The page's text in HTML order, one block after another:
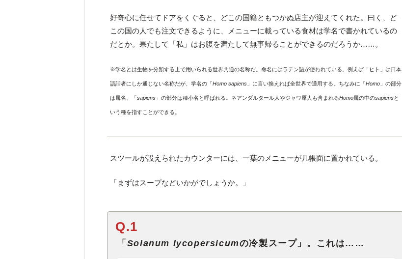
好奇心に任せてドアをくぐると、どこの国籍ともつかぬ店主が迎えてくれた。曰く、ど
この国の人でも注文できるように、メニューに載っている食材は学名で書かれているの
だとか。果たして「私」はお腹を満たして無事帰ることができるのだろうか……。
※学名とは生物を分類する上で用いられる世界共通の名称だ。命名にはラテン語が使われている。例えば「ヒト」は日本
語話者にしか通じない名称だが、学名の「Homo sapiens 」に言い換えれば全世界で通用する。ちなみに「Homo 」の部分
は属名、「sapiens 」の部分は種小名と呼ばれる。ネアンダルタール人やジャワ原人も含まれるHomo属の中のsapiensと
いう種を指すことができる。
スツールが設えられたカウンターには、一葉のメニューが几帳面に置かれている。
「まずはスープなどいかがでしょうか。」
Q.1
「 Solanum lycopersicumの冷製スープ」。これは……